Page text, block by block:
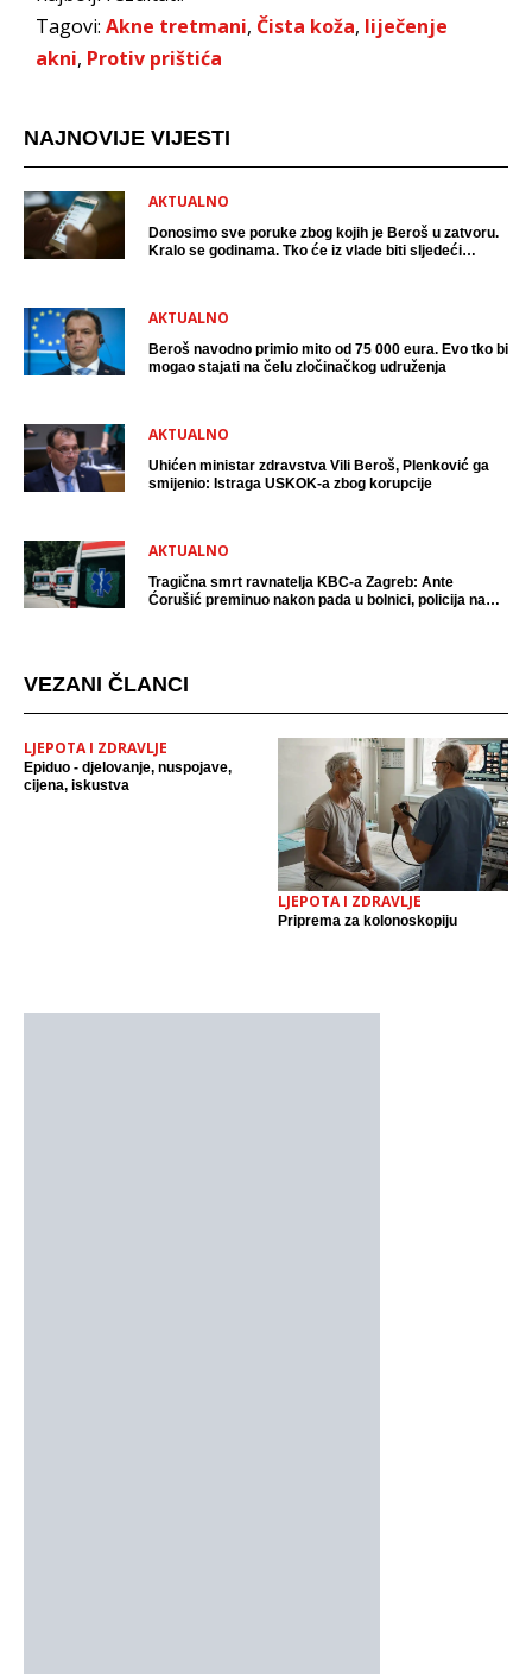
Tagovi: Akne tretmani, Čista koža, liječenje
akni, Protiv prištića
NAJNOVIJE VIJESTI
AKTUALNO
Donosimo sve poruke zbog kojih je Beroš u zatvoru.
Kralo se godinama. Tko će iz vlade biti sljedeći
AKTUALNO
Beroš navodno primio mito od 75 000 eura. Evo tko bi
mogao stajati na čelu zločinačkog udruženja
AKTUALNO
Uhićen ministar zdravstva Vili Beroš, Plenković ga
smijenio: Istraga USKOK-a zbog korupcije
AKTUALNO
Tragična smrt ravnatelja KBC-a Zagreb: Ante
Ćorušić preminuo nakon pada u bolnici, policija na
VEZANI ČLANCI
LJEPOTA I ZDRAVLJE
Epiduo - djelovanje, nuspojave,
cijena, iskustva
LJEPOTA I ZDRAVLJE
Priprema za kolonoskopiju